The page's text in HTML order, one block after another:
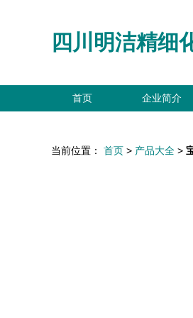
四川明洁精细
首页 企业简介
当前位置： 首页 > 产品大全 >